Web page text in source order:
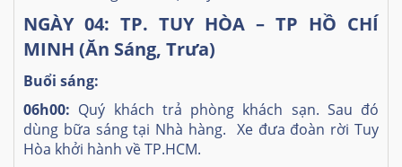
NGÀY 04: TP. TUY HÒA – TP HỒ CHÍ
MINH (Ăn Sáng, Trưa)
Buổi sáng:
06h00: Quý khách trả phòng khách sạn. Sau đó
dùng bữa sáng tại Nhà hàng. Xe đưa đoàn rời Tuy
Hòa khởi hành về TP.HCM.